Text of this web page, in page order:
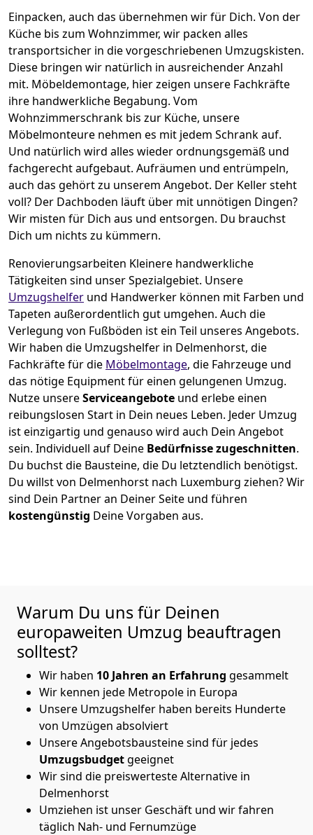
Einpacken, auch das übernehmen wir für Dich. Von der
Küche bis zum Wohnzimmer, wir packen alles
transportsicher in die vorgeschriebenen Umzugskisten.
Diese bringen wir natürlich in ausreichender Anzahl
mit. Möbeldemontage, hier zeigen unsere Fachkräfte
ihre handwerkliche Begabung. Vom
Wohnzimmerschrank bis zur Küche, unsere
Möbelmonteure nehmen es mit jedem Schrank auf.
Und natürlich wird alles wieder ordnungsgemäß und
fachgerecht aufgebaut. Aufräumen und entrümpeln,
auch das gehört zu unserem Angebot. Der Keller steht
voll? Der Dachboden läuft über mit unnötigen Dingen?
Wir misten für Dich aus und entsorgen. Du brauchst
Dich um nichts zu kümmern.
Renovierungsarbeiten Kleinere handwerkliche
Tätigkeiten sind unser Spezialgebiet. Unsere
Umzugshelfer und Handwerker können mit Farben und
Tapeten außerordentlich gut umgehen. Auch die
Verlegung von Fußböden ist ein Teil unseres Angebots.
Wir haben die Umzugshelfer in Delmenhorst, die
Fachkräfte für die Möbelmontage, die Fahrzeuge und
das nötige Equipment für einen gelungenen Umzug.
Nutze unsereServiceangebote und erlebe einen
reibungslosen Start in Dein neues Leben. Jeder Umzug
ist einzigartig und genauso wird auch Dein Angebot
sein. Individuell auf Deine Bedürfnisse zugeschnitten.
Du buchst die Bausteine, die Du letztendlich benötigst.
Du willst von Delmenhorst nach Luxemburg ziehen? Wir
sind Dein Partner an Deiner Seite und führen
kostengünstig Deine Vorgaben aus.
Warum Du uns für Deinen
europaweiten Umzug beauftragen
solltest?
Wir haben 10 Jahren an Erfahrung gesammelt
Wir kennen jede Metropole in Europa
Unsere Umzugshelfer haben bereits Hunderte
von Umzügen absolviert
Unsere Angebotsbausteine sind für jedes
Umzugsbudgetgeeignet
Wir sind die preiswerteste Alternative in
Delmenhorst
Umziehen ist unser Geschäft und wir fahren
täglich Nah- und Fernumzüge